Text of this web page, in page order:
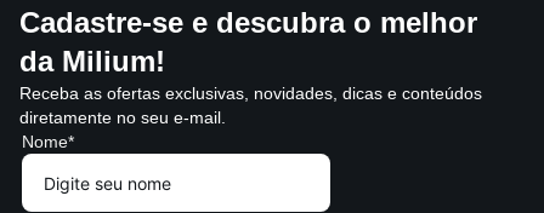
Cadastre-se e descubra o melhor
da Milium!
Receba as ofertas exclusivas, novidades, dicas e conteúdos
diretamente no seu e-mail.
Nome*